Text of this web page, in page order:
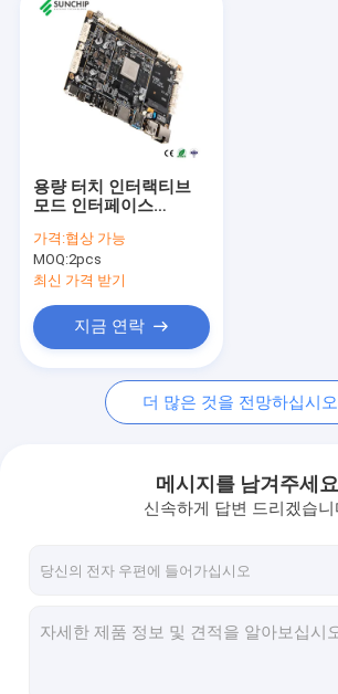
묻힌 시스템 기판
묻힌 팔 널
상업적인 정제 PC
미디어 플레이어
기지개된 LCD 디스플레이
인조 인간에 의하여 묻히는 널
용량 터치 인터랙티브
모드 인터페이스
어 듀얼 코어 코텍스
A72 쿼드 코어 코렉스
A53 CPU
가격:협상 가능
MOQ:2pcs
최신 가격 받기
지금 연락
더 많은 것을 전망하십시오
메시지를 남겨주세요
신속하게 답변 드리겠습